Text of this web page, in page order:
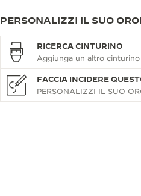
PERSONALIZZI IL SUO
RICERCA CINTURINO
FACCIA INCIDERE